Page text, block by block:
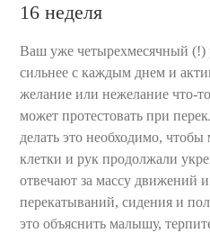
16 неделя
Ваш уже четырехмесячный (!)
сильнее с каждым днем и
желание или нежелание что-
может протестовать при
делать это необходимо,
клетки и рук продолжали
отвечают за массу движений
перекатываний, сидения и
это объяснить малышу,